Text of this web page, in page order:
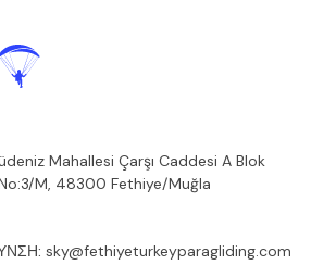
Mahallesi Çarşı Caddesi A Blok
M, 48300 Fethiye/Muğla
sky@fethiyeturkeyparagliding.com